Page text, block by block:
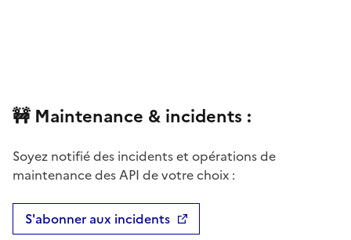
🚧 Maintenance & incidents :
Soyez notifié des incidents et opérations de
maintenance des API de votre choix :
S'abonner aux incidents